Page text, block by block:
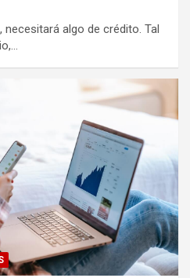
necesitará algo de crédito. Tal